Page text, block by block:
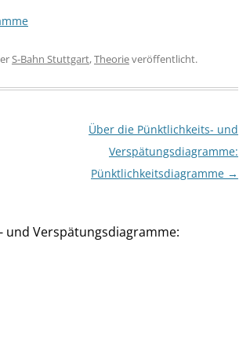
S-Bahn Stuttgart,Theorieveröffentlicht.
Über die Pünktlichkeits- und
Verspätungsdiagramme:
Pünktlichkeitsdiagramme →
und Verspätungsdiagramme: